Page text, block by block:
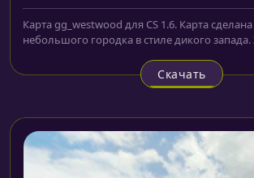
Карта gg_westwood для CS 1.6. Карта
небольшого городка в стиле дикого запада.
Скачать